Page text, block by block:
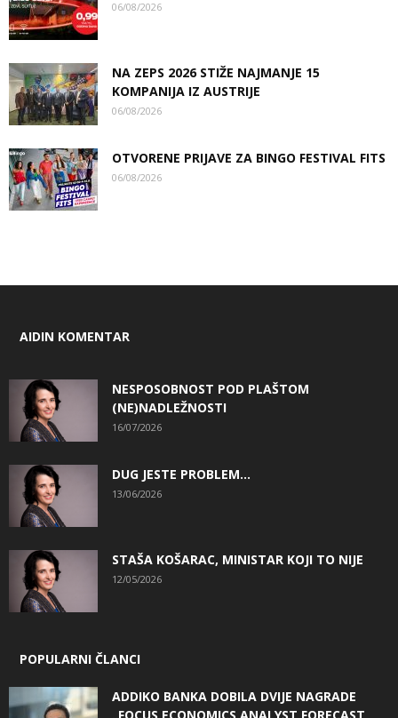
06/08/2026
NA ZEPS 2026 STIŽE NAJMANJE 15
KOMPANIJA IZ AUSTRIJE
06/08/2026
OTVORENE PRIJAVE ZA BINGO FESTIVAL FITS
06/08/2026
AIDIN KOMENTAR
NESPOSOBNOST POD PLAŠTOM
(NE)NADLEŽNOSTI
16/07/2026
DUG JESTE PROBLEM…
13/06/2026
STAŠA KOŠARAC, MINISTAR KOJI TO NIJE
12/05/2026
POPULARNI ČLANCI
ADDIKO BANKA DOBILA DVIJE NAGRADE